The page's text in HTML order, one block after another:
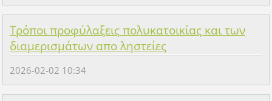
Τρόποι προφύλαξεις πολυκατοικίας και των
διαμερισμάτων απο ληστείες
2026-02-02 10:34